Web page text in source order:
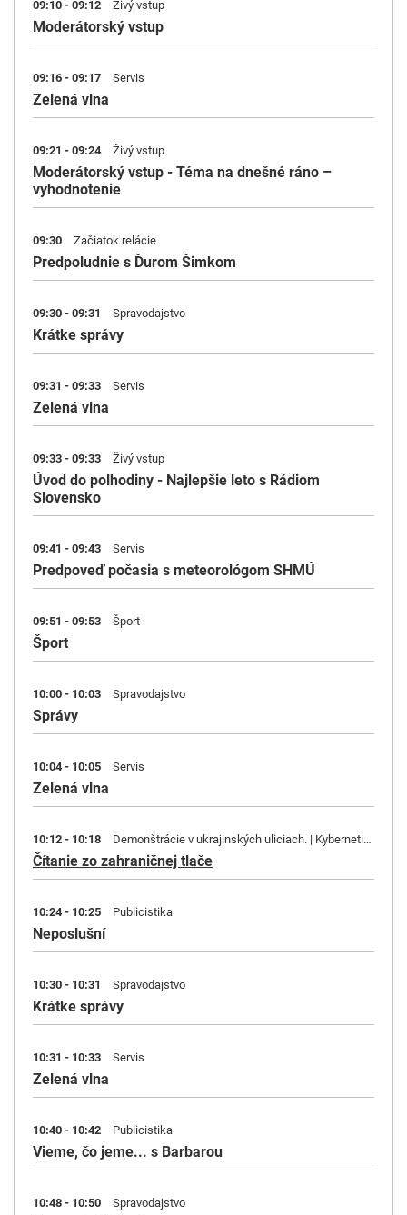
09:10 - 09:12 Živý vstup
Moderátorský vstup
09:16 - 09:17 Servis
Zelená vlna
09:21 - 09:24 Živý vstup
Moderátorský vstup - Téma na dnešné ráno –
vyhodnotenie
09:30 Začiatok relácie
Predpoludnie s Ďurom Šimkom
09:30 - 09:31 Spravodajstvo
Krátke správy
09:31 - 09:33 Servis
Zelená vlna
09:33 - 09:33 Živý vstup
Úvod do polhodiny - Najlepšie leto s Rádiom
Slovensko
09:41 - 09:43 Servis
Predpoveď počasia s meteorológom SHMÚ
09:51 - 09:53 Šport
Šport
10:00 - 10:03 Spravodajstvo
Správy
10:04 - 10:05 Servis
Zelená vlna
10:12 - 10:18 Demonštrácie v ukrajinských uliciach. | Kybernetický útok v Rumunsku.
Čítanie zo zahraničnej tlače
10:24 - 10:25 Publicistika
Neposlušní
10:30 - 10:31 Spravodajstvo
Krátke správy
10:31 - 10:33 Servis
Zelená vlna
10:40 - 10:42 Publicistika
Vieme, čo jeme... s Barbarou
10:48 - 10:50 Spravodajstvo